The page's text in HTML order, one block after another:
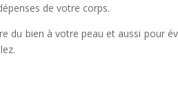
de votre corps.
du bien à votre peau et aussi pour